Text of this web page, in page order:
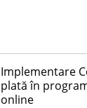
Implementare
plată în
online